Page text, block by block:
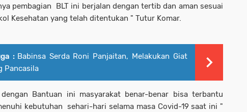
pembagian BLT ini berjalan dengan tertib dan aman sesuai
Kesehatan yang telah ditentukan " Tutur Komar.
: Babinsa Serda Roni Panjaitan, Melakukan Giat
Pancasila
Bantuan ini masyarakat benar-benar bisa terbantu
kebutuhan sehari-hari selama masa Covid-19 saat ini "